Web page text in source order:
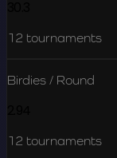
12 tournaments
Birdies / Round
12 tournaments